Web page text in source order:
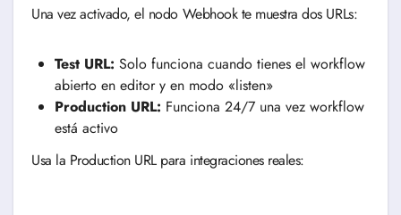
Una vez activado, el nodo Webhook te muestra dos URLs:
Test URL: Solo funciona cuando tienes el workflow
abierto en editor y en modo «listen»
Production URL: Funciona 24/7 una vez workflow
está activo
Usa la Production URL para integraciones reales: